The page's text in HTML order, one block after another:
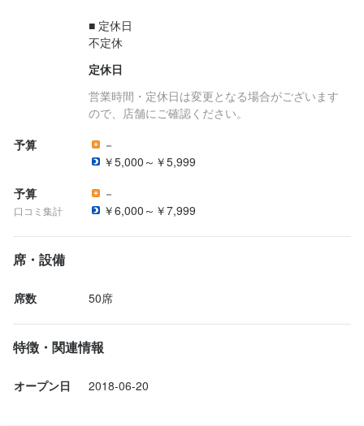
■ 定休日
不定休
定休日
営業時間・定休日は変更となる場合がございます
ので、店舗にご確認ください。
予算
－
￥5,000～￥5,999
予算
口コミ集計
－
￥6,000～￥7,999
席・設備
席数 50席
特徴・関連情報
オープン日 2018-06-20
法人名・事業者名
株式会社朝日食品
最終更新日2026/03/01